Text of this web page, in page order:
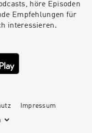
höre Episoden
Empfehlungen für
interessieren.
Impressum